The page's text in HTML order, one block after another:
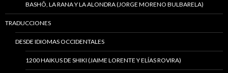
BASHÔ, LA RANA Y LA ALONDRA (JORGE MORENO BULBARELA)
TRADUCCIONES
DESDE IDIOMAS OCCIDENTALES
1200 HAIKUS DE SHIKI (JAIME LORENTE Y ELÍAS ROVIRA)